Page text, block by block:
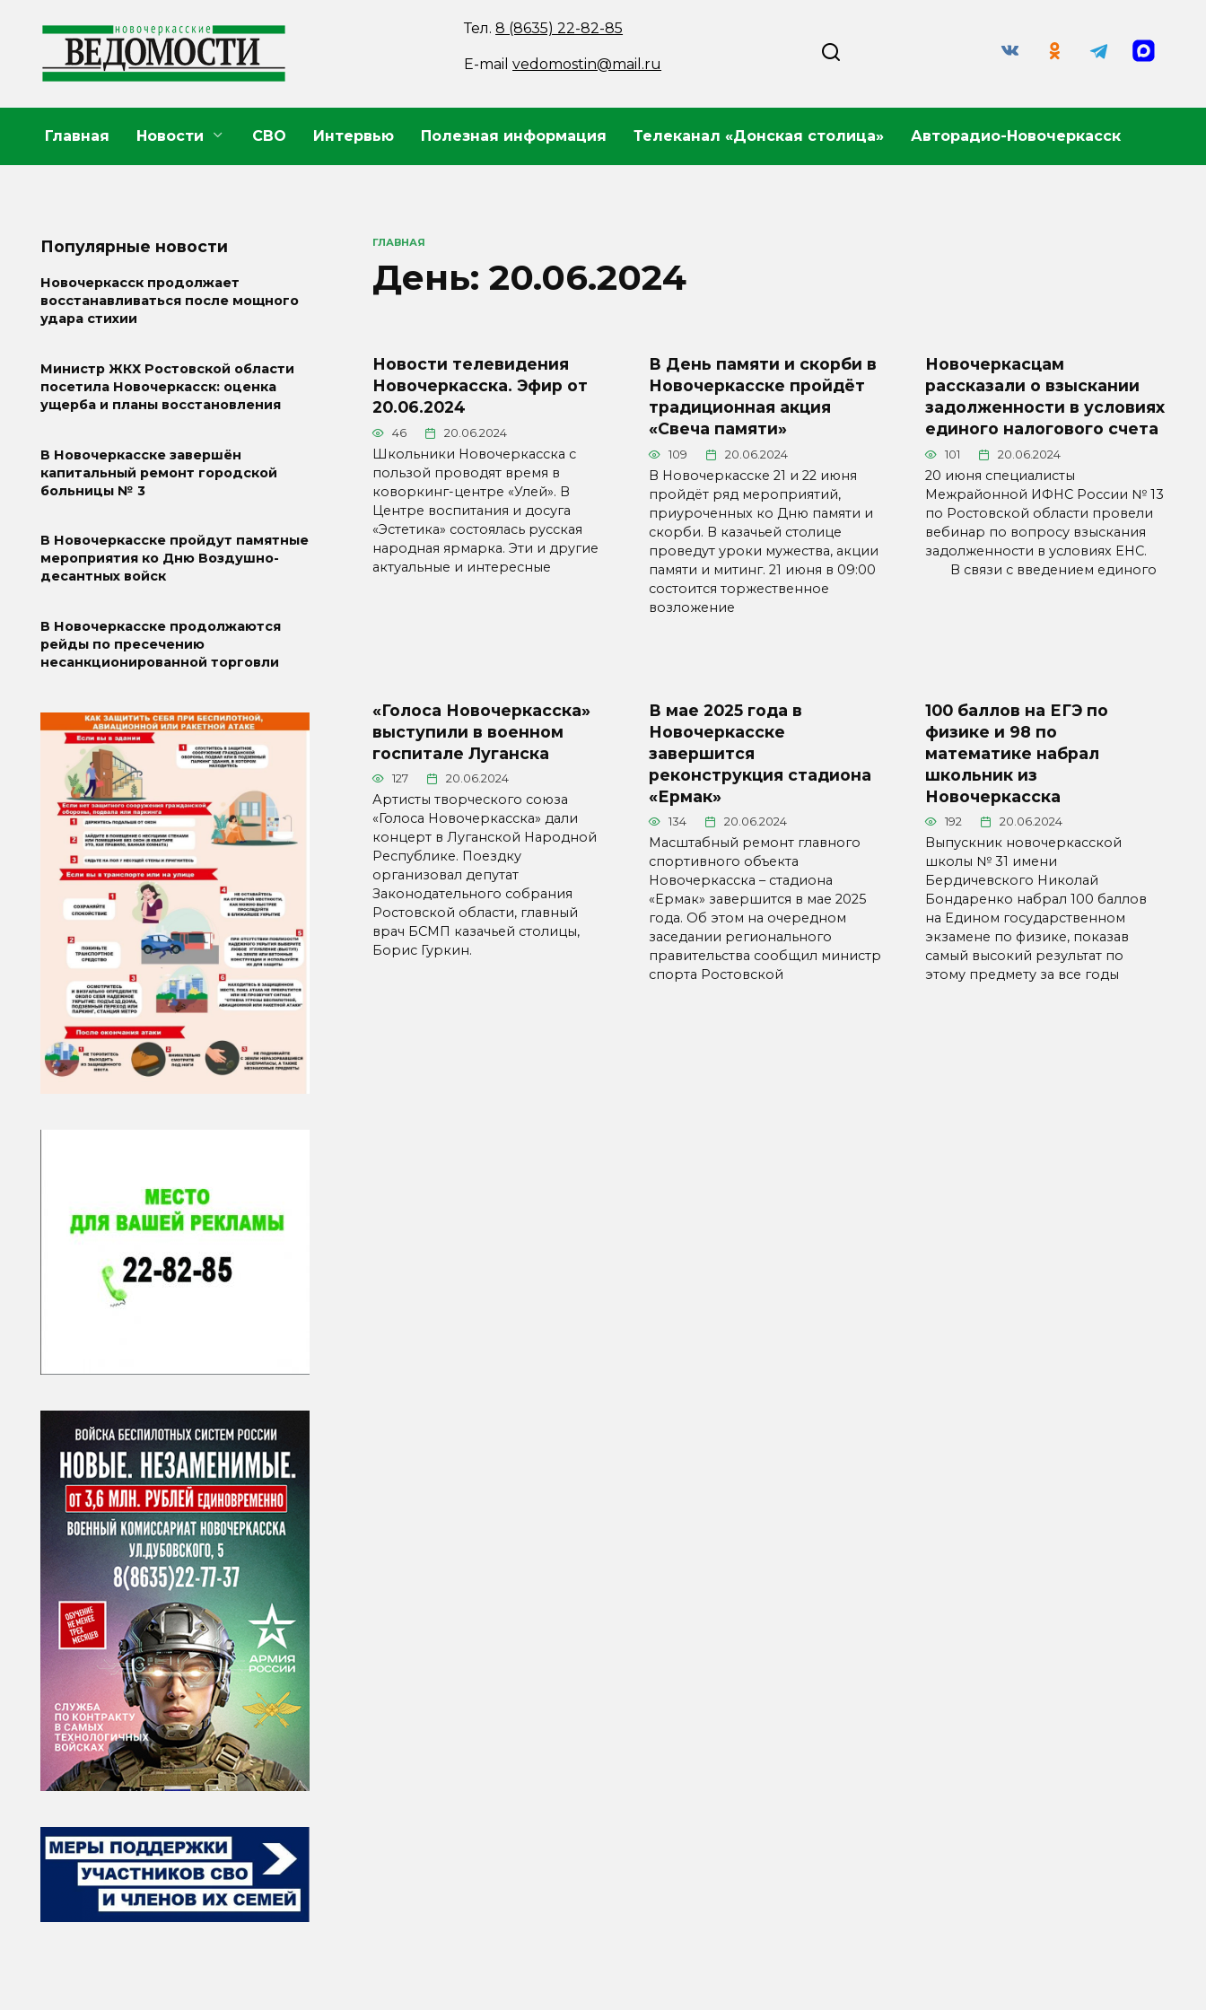
содержанию
Тел.8 (8635) 22-82-85
E-mailvedomostin@mail.ru
Главная Новости СВО Интервью Полезная информация Телеканал «Донская столица» Авторадио-Новочеркасск
ГЛАВНАЯ
День: 20.06.2024
Новости телевидения
Новочеркасска. Эфир от
20.06.2024
46 20.06.2024
Школьники Новочеркасска с
пользой проводят время в
коворкинг-центре «Улей». В
Центре воспитания и досуга
«Эстетика» состоялась русская
народная ярмарка. Эти и другие
актуальные и интересные
В День памяти и скорби в
Новочеркасске пройдёт
традиционная акция
«Свеча памяти»
109 20.06.2024
В Новочеркасске 21 и 22 июня
пройдёт ряд мероприятий,
приуроченных ко Дню памяти и
скорби. В казачьей столице
проведут уроки мужества, акции
памяти и митинг. 21 июня в 09:00
состоится торжественное
возложение
Новочеркасцам
рассказали о взыскании
задолженности в условиях
единого налогового счета
101 20.06.2024
20 июня специалисты
Межрайонной ИФНС России № 13
по Ростовской области провели
вебинар по вопросу взыскания
задолженности в условиях ЕНС.
В связи с введением единого
«Голоса Новочеркасска»
выступили в военном
госпитале Луганска
127 20.06.2024
Артисты творческого союза
«Голоса Новочеркасска» дали
концерт в Луганской Народной
Республике. Поездку
организовал депутат
Законодательного собрания
Ростовской области, главный
врач БСМП казачьей столицы,
Борис Гуркин.
В мае 2025 года в
Новочеркасске
завершится
реконструкция стадиона
«Ермак»
134 20.06.2024
Масштабный ремонт главного
спортивного объекта
Новочеркасска – стадиона
«Ермак» завершится в мае 2025
года. Об этом на очередном
заседании регионального
правительства сообщил министр
спорта Ростовской
100 баллов на ЕГЭ по
физике и 98 по
математике набрал
школьник из
Новочеркасска
192 20.06.2024
Выпускник новочеркасской
школы № 31 имени
Бердичевского Николай
Бондаренко набрал 100 баллов
на Едином государственном
экзамене по физике, показав
самый высокий результат по
этому предмету за все годы
Популярные новости
Новочеркасск продолжает
восстанавливаться после мощного
удара стихии
Министр ЖКХ Ростовской области
посетила Новочеркасск: оценка
ущерба и планы восстановления
В Новочеркасске завершён
капитальный ремонт городской
больницы № 3
В Новочеркасске пройдут памятные
мероприятия ко Дню Воздушно-
десантных войск
В Новочеркасске продолжаются
рейды по пресечению
несанкционированной торговли